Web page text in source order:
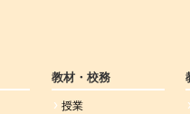
教材・校務
授業